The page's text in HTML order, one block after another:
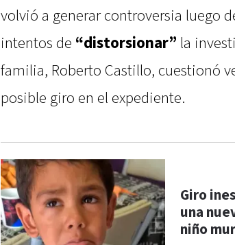
volvió a generar controversia luego
intentos de “distorsionar” la
familia, Roberto Castillo, cuestionó
posible giro en el expediente.
Giro
una
niño